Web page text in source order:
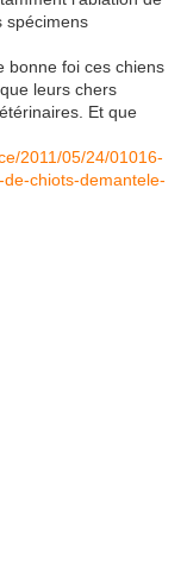
spécimens
bonne foi ces chiens
leurs chers
Et que
2011/05/24/01016-
chiots-demantele-